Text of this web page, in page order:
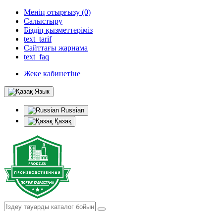
Менің отырғызу (0)
Салыстыру
Біздің қызметтеріміз
text_tarif
Сайттағы жарнама
text_faq
Жеке кабинетіне
Язык
Russian
Қазақ